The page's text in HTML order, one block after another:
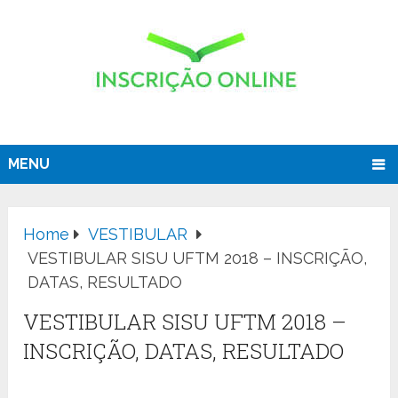
MENU
Home
VESTIBULAR
VESTIBULAR SISU UFTM 2018 – INSCRIÇÃO,
DATAS, RESULTADO
VESTIBULAR SISU UFTM 2018 –
INSCRIÇÃO, DATAS, RESULTADO